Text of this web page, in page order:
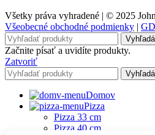
Všetky práva vyhradené | © 2025
Všeobecné obchodné podmienky |
Začnite písať a uvidíte produkty.
Zatvoriť
Domov
Pizza
Pizza 33 cm
Pizza 40 cm